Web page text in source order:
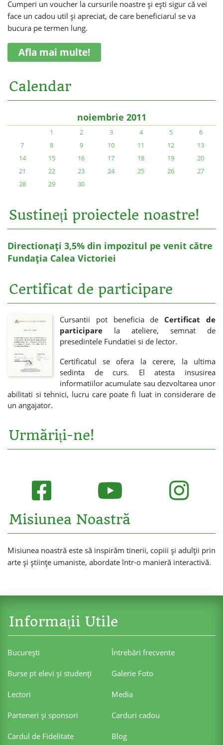
Cumperi un voucher la cursurile noastre și ești sigur că vei
face un cadou util și apreciat, de care beneficiarul se va
bucura pe termen lung.
Afla mai multe!
Calendar
noiembrie 2011
1 2 3 4 5
6
7
8 9 10 11 12
13
14
15 16 17 18 19
20
21
22 23 24 25 26
27
28
29 30
Sustineți proiectele noastre!
Directionați 3,5% din impozitul pe venit către
Fundația Calea Victoriei
Certificat de participare
Cursantii pot beneficia de Certificat de
participare la ateliere, semnat de
presedintele Fundatiei si de lector.
Certificatul se ofera la cerere, la ultima
sedinta de curs. El atesta insusirea
informatiilor acumulate sau dezvoltarea unor
abilitati si tehnici, lucru care poate fi luat in considerare de
un angajator.
Urmăriți-ne!
Misiunea Noastră
Misiunea noastră este să inspirăm tinerii, copiii și adulții prin
arte și științe umaniste, abordate într-o manieră interactivă.
Informații Utile
Bucureşti Întrebări frecvente
Burse pt elevi şi studenţi Galerie Foto
Lectori Media
Parteneri şi sponsori Carduri cadou
Cardul de Fidelitate Blog